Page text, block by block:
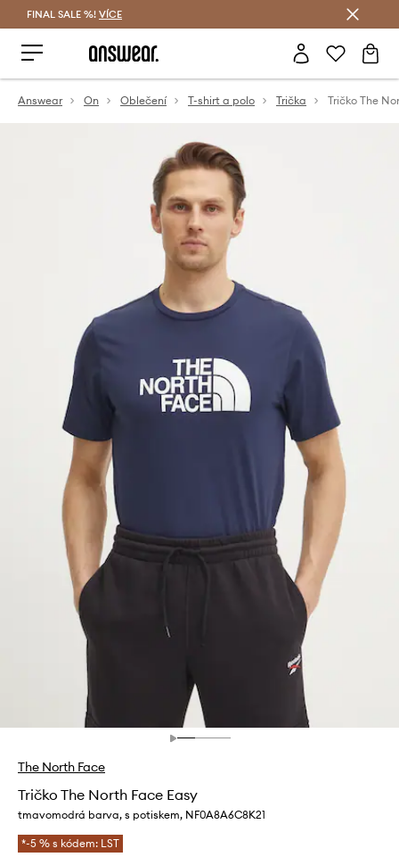
FINAL SALE %! VÍCE
Answear On Oblečení T-shirt a polo Trička Tričko The
The North Face
Tričko The North Face Easy
tmavomodrá barva, s potiskem, NF0A8A6C8K21
*-5 % s kódem: LST